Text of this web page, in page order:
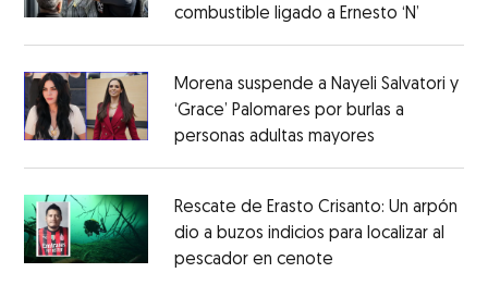
combustible ligado a Ernesto ‘N’
Morena suspende a Nayeli Salvatori y
‘Grace’ Palomares por burlas a
personas adultas mayores
Rescate de Erasto Crisanto: Un arpón
dio a buzos indicios para localizar al
pescador en cenote